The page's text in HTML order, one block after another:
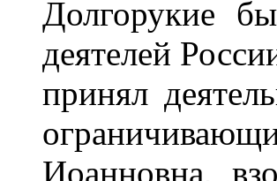
Долгорукие
деятелей
принял
Иоанновна,